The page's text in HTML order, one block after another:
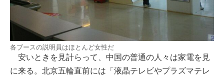
各ブースの説明員はほとんど女性だ
安いときを見計らって、中国の普通の人々は家電を見
に来る。北京五輪直前には「液晶テレビやプラズマテレ